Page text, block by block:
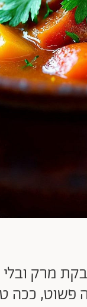
מרק ובלי
פשוט, ככה